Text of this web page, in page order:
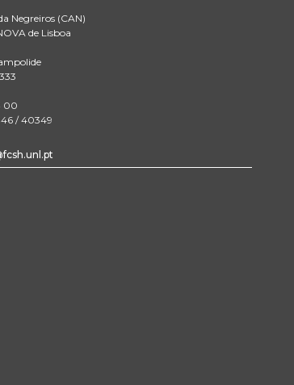
Negreiros (CAN)
de Lisboa
00
/ 40349